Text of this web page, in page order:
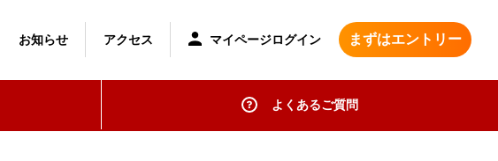
お知らせ アクセス マイページログイン まずはエントリー
よくあるご質問